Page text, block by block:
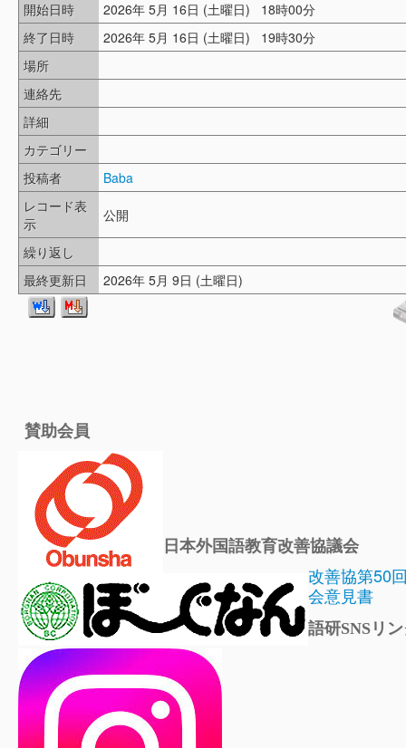
開始日時
2026年 5月 16日 (土曜日) 18時00分
終了日時
2026年 5月 16日 (土曜日) 19時30分
場所
連絡先
詳細
カテゴリー
投稿者
Baba
レコード表
示
公開
繰り返し
最終更新日
2026年 5月 9日 (土曜日)
賛助会員
日本外国語教育改善協議会
改善協第50
会意見書
語研SNSリ